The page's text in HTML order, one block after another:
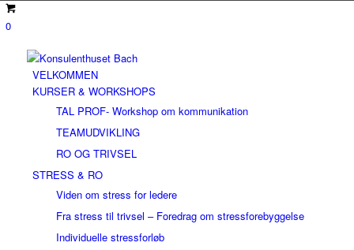
0
VELKOMMEN
KURSER & WORKSHOPS
TAL PROF- Workshop om kommunikation
TEAMUDVIKLING
RO OG TRIVSEL
STRESS & RO
Viden om stress for ledere
Fra stress til trivsel – Foredrag om stressforebyggelse
Individuelle stressforløb